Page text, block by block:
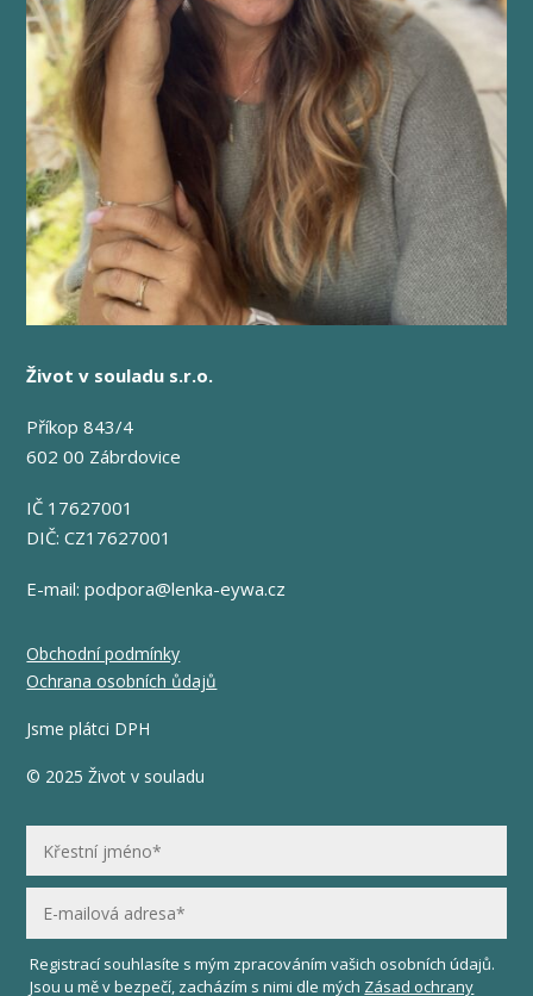
Život v souladu s.r.o.
Příkop 843/4
602 00 Zábrdovice
IČ 17627001
DIČ: CZ17627001
E-mail:podpora@lenka-eywa.cz
Obchodní podmínky
Ochrana osobních ůdajů
Jsme plátci DPH
© 2025 Život v souladu
Registrací souhlasíte s mým zpracováním vašich osobních údajů.
Jsou u mě v bezpečí, zacházím s nimi dle mých Zásad ochrany